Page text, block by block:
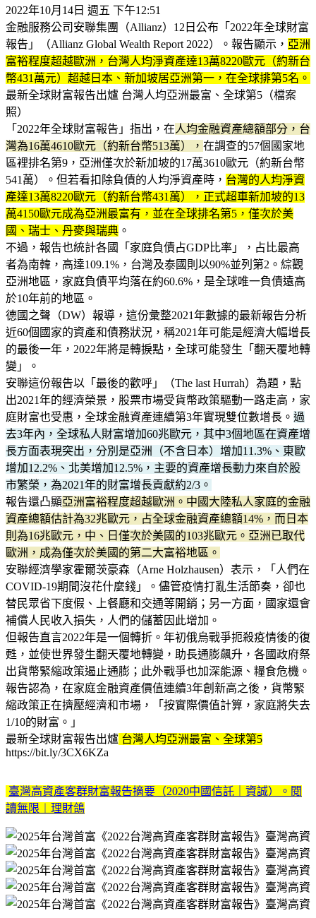
2022年10月14日 週五 下午12:51
金融服務公司安聯集團（Allianz）12日公布「2022年全球財富
報告」（Allianz Global Wealth Report 2022）。報告顯示， 亞洲
富裕程度超越歐洲，台灣人均淨資產達13萬8220歐元（約新台
幣431萬元）超越日本、新加坡居亞洲第一，在全球排第5名。
最新全球財富報告出爐 台灣人均亞洲最富、全球第5（檔案
照）
「2022年全球財富報告」指出，在人均金融資產總額部分，台
灣為16萬4610歐元（約新台幣513萬）， 在調查的57個國家地
區裡排名第9，亞洲僅次於新加坡的17萬3610歐元（約新台幣
541萬）。但若看扣除負債的人均淨資產時， 台灣的人均淨資
產達13萬8220歐元（約新台幣431萬），正式超車新加坡的13
萬4150歐元成為亞洲最富有，並在全球排名第5，僅次於美
國、瑞士、丹麥與瑞典 。
不過，報告也統計各國「家庭負債占GDP比率」，占比最高
者為南韓，高達109.1%，台灣及泰國則以90%並列第2。綜觀
亞洲地區，家庭負債平均落在約60.6%，是全球唯一負債遠高
於10年前的地區。
德國之聲（DW）報導，這份彙整2021年數據的最新報告分析
近60個國家的資產和債務狀況，稱2021年可能是經濟大幅增長
的最後一年，2022年將是轉捩點，全球可能發生「翻天覆地轉
變」。
安聯這份報告以「最後的歡呼」（The last Hurrah）為題，點
出2021年的經濟榮景，股票市場受貨幣政策驅動一路走高，家
庭財富也受惠，全球金融資產連續第3年實現雙位數增長。 過
去3年內，全球私人財富增加60兆歐元，其中3個地區在資產增
長方面表現突出，分別是亞洲（不含日本）增加11.3%、東歐
增加12.2%、北美增加12.5%，主要的資產增長動力來自於股
市繁榮，為2021年的財富增長貢獻約2/3。
報告還凸顯亞洲富裕程度超越歐洲。中國大陸私人家庭的金融
資產總額估計為32兆歐元，占全球金融資產總額14%，而日本
則為16兆歐元，中、日僅次於美國的103兆歐元。亞洲已取代
歐洲，成為僅次於美國的第二大富裕地區。
安聯經濟學家霍爾茨豪森（Arne Holzhausen）表示，「人們在
COVID-19期間沒花什麼錢」。儘管疫情打亂生活節奏，卻也
替民眾省下度假、上餐廳和交通等開銷；另一方面，國家還會
補償人民收入損失，人們的儲蓄因此增加。
但報告直言2022年是一個轉折。年初俄烏戰爭扼殺疫情後的復
甦，並使世界發生翻天覆地轉變，助長通膨飆升，各國政府祭
出貨幣緊縮政策遏止通膨；此外戰爭也加深能源、糧食危機。
報告認為，在家庭金融資產價值連續3年創新高之後，貨幣緊
縮政策正在擠壓經濟和市場，「按實際價值計算，家庭將失去
1/10的財富。」
最新全球財富報告出爐 台灣人均亞洲最富、全球第5
https://bit.ly/3CX6KZa
臺灣高資產客群財富報告摘要（2020中國信託｜資誠）。閱
讀無限︱理財鴿